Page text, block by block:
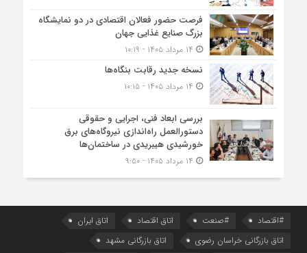
فرصت حضور فعالان اقتصادی در دو نمایشگاه
بزرگ صنایع غذایی جهان
نسخه جدید رقابت‌ بنگاه‌ها
بررسی ابعاد فنی، اجرایی و حقوقی
دستورالعمل راه‌اندازی نیروگاه‌های برق
خورشیدی هیبریدی در ساختمان‌ها
#اقتصاد #صنعت اتاق اقتصاد
اتاق ایران
اتاق بازرگانی خراسان رضوی
اتاق بازرگانی مشهد